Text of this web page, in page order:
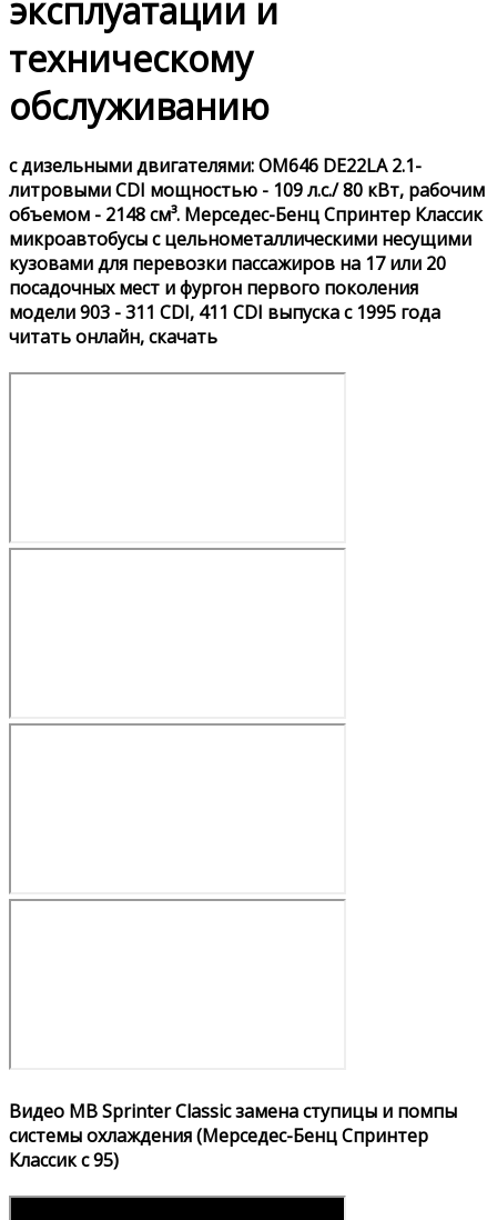
эксплуатации и
техническому
обслуживанию
с дизельными двигателями: OM646 DE22LA 2.1-
литровыми CDI мощностью - 109 л.с./ 80 кВт, рабочим
объемом - 2148 см³. Мерседес-Бенц Спринтер Классик
микроавтобусы с цельнометаллическими несущими
кузовами для перевозки пассажиров на 17 или 20
посадочных мест и фургон первого поколения
модели 903 - 311 CDI, 411 CDI выпуска с 1995 года
читать онлайн, скачать
Видео MB Sprinter Classic замена ступицы и помпы
системы охлаждения (Мерседес-Бенц Спринтер
Классик с 95)